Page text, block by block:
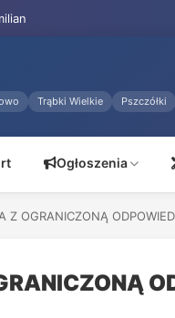
Trąbki Wielkie Pszczółki
Ogłoszenia
Z OGRANICZONĄ